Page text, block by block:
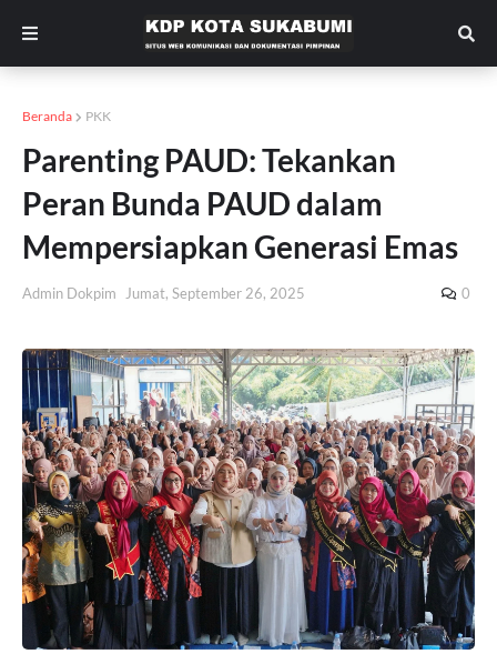
Beranda PKK
Parenting PAUD: Tekankan
Peran Bunda PAUD dalam
Mempersiapkan Generasi Emas
Admin Dokpim Jumat, September 26, 2025 0